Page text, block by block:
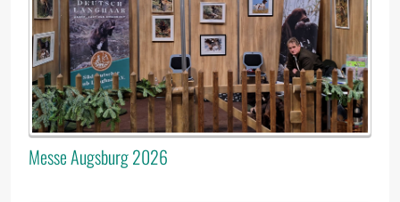
Messe Augsburg 2026